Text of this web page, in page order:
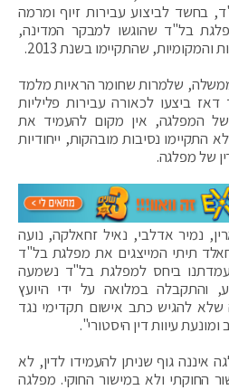
בחשד לביצוע עבירות זיוף ומרמה
בל"ד שהוגשו למבקר המדינה,
שהתקיימו בשנת 2013.
שלמרות שחומר הראיות מלמד
ביצעו לכאורה עבירות פליליות
המפלגה, אין מקום להעמיד את
התקיימו נסיבות מובהקות, ייחודיות
של מפלגה.
נמיר אדלבי, נאיל זחאלקה, נועה
תיתי המייצגים את מפלגת בל"ד
ביחס למפלגת בל"ד נשמעה
והתקבלה במלואה על ידי היועץ
להגיש כתב אישום תקדימי נגד
עיוות דין היסטורי".
איננה גוף שניתן להעמידו לדין, לא
החוקתי ולא במישור החוקי. מפלגה